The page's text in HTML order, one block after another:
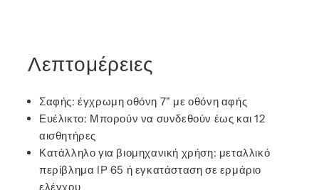
Λεπτομέρειες
Σαφής: έγχρωμη οθόνη 7" με οθόνη αφής
Ευέλικτο: Μπορούν να συνδεθούν έως και 12
αισθητήρες
Κατάλληλο για βιομηχανική χρήση: μεταλλικό
περίβλημα IP 65 ή εγκατάσταση σε ερμάριο
ελέγχου